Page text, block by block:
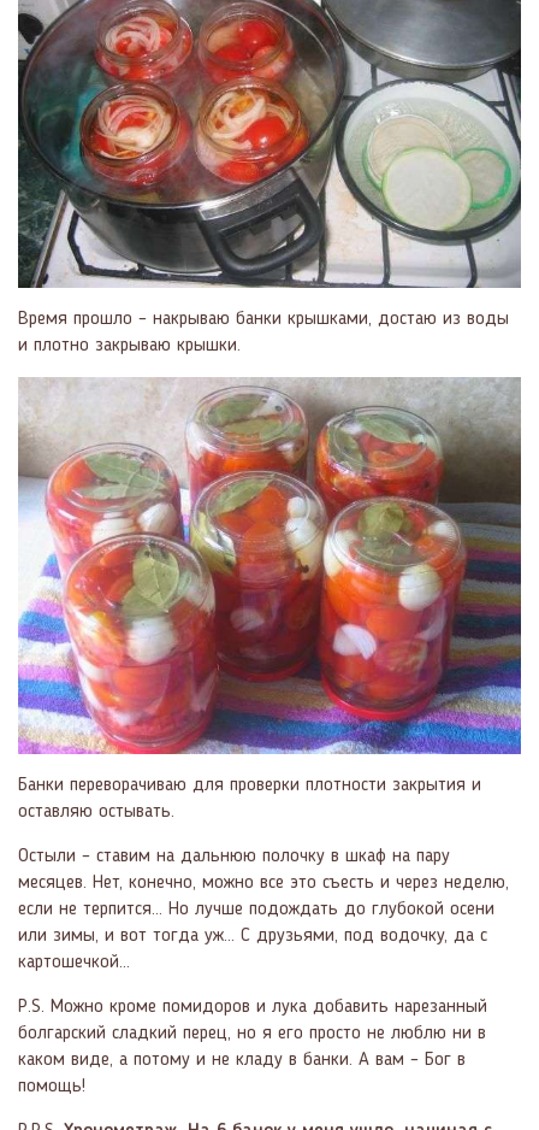
Время прошло – накрываю банки крышками, достаю из воды
и плотно закрываю крышки.
Банки переворачиваю для проверки плотности закрытия и
оставляю остывать.
Остыли – ставим на дальнюю полочку в шкаф на пару
месяцев. Нет, конечно, можно все это съесть и через неделю,
если не терпится… Но лучше подождать до глубокой осени
или зимы, и вот тогда уж… С друзьями, под водочку, да с
картошечкой…
P.S. Можно кроме помидоров и лука добавить нарезанный
болгарский сладкий перец, но я его просто не люблю ни в
каком виде, а потому и не кладу в банки. А вам – Бог в
помощь!